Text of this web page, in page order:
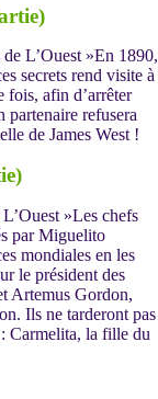
L’Ouest »En 1890,
secrets rend visite à
fois, afin d’arrêter
partenaire refusera
de James West !
»Les chefs
par Miguelito
mondiales en les
le président des
Artemus Gordon,
Ils ne tarderont pas
Carmelita, la fille du